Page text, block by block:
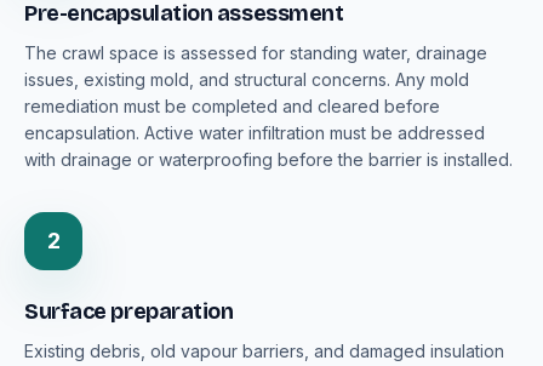
Pre-encapsulation assessment
The crawl space is assessed for standing water, drainage
issues, existing mold, and structural concerns. Any mold
remediation must be completed and cleared before
encapsulation. Active water infiltration must be addressed
with drainage or waterproofing before the barrier is installed.
2
Surface preparation
Existing debris, old vapour barriers, and damaged insulation